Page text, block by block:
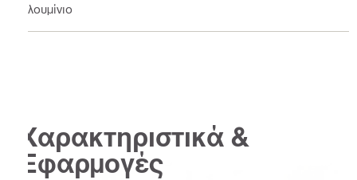
Αλουμίνιο
Χαρακτηριστικά &
Εφαρμογές